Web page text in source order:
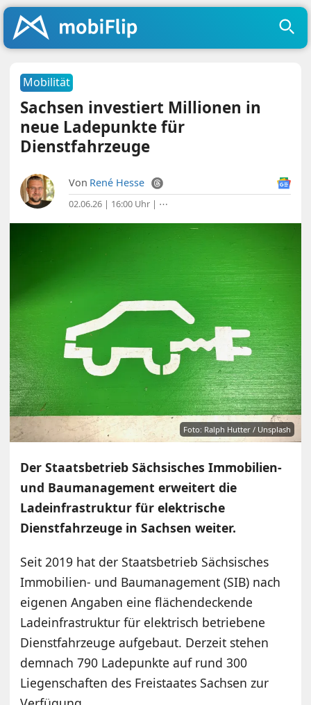
Mobilität
Sachsen investiert Millionen in
neue Ladepunkte für
Dienstfahrzeuge
Von René Hesse
02.06.26 | 16:00 Uhr | ⋯
Foto: Ralph Hutter / Unsplash
Der Staatsbetrieb Sächsisches Immobilien-
und Baumanagement erweitert die
Ladeinfrastruktur für elektrische
Dienstfahrzeuge in Sachsen weiter.
Seit 2019 hat der Staatsbetrieb Sächsisches
Immobilien- und Baumanagement (SIB) nach
eigenen Angaben eine flächendeckende
Ladeinfrastruktur für elektrisch betriebene
Dienstfahrzeuge aufgebaut. Derzeit stehen
demnach 790 Ladepunkte auf rund 300
Liegenschaften des Freistaates Sachsen zur